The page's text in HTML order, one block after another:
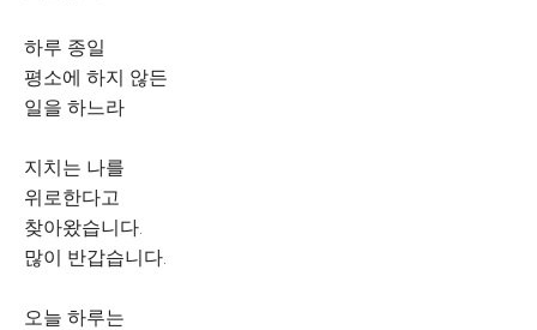
하루 종일
평소에 하지 않든
일을 하느라
지치는 나를
위로한다고
찾아왔습니다.
많이 반갑습니다.
오늘 하루는